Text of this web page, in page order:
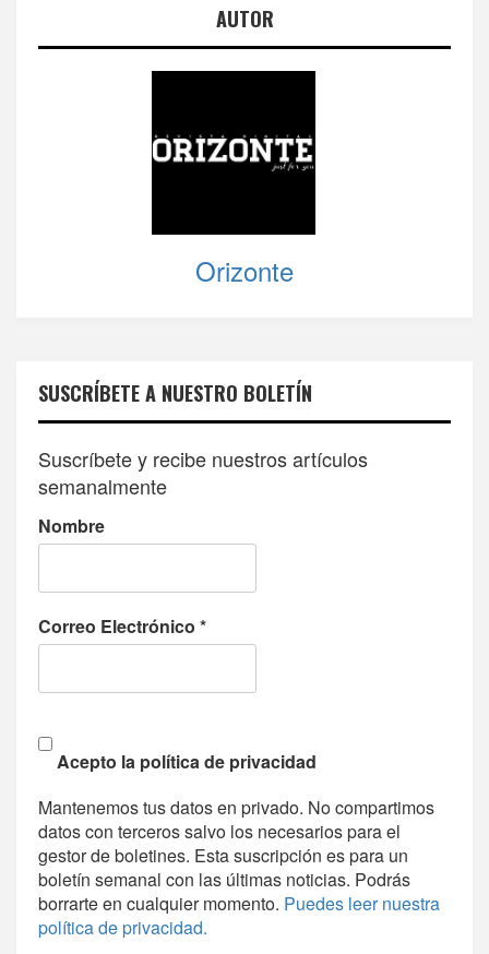
AUTOR
Orizonte
SUSCRÍBETE A NUESTRO BOLETÍN
Suscríbete y recibe nuestros artículos
semanalmente
Nombre
Correo Electrónico *
Acepto la política de privacidad
Mantenemos tus datos en privado. No compartimos
datos con terceros salvo los necesarios para el
gestor de boletines. Esta suscripción es para un
boletín semanal con las últimas noticias. Podrás
borrarte en cualquier momento. Puedes leer nuestra
política de privacidad.